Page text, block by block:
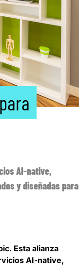
AI-native,
y diseñadas para
. Esta alianza
AI-native,